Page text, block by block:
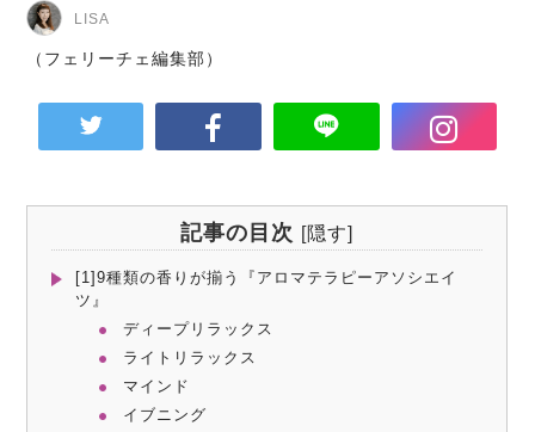
LISA
（フェリーチェ編集部）
記事の目次 [隠す]
[1]9種類の香りが揃う『アロマテラピーアソシエイ
ツ』
ディープリラックス
ライトリラックス
マインド
イブニング